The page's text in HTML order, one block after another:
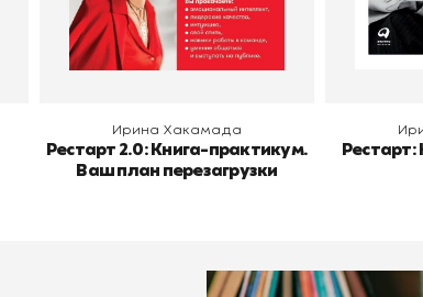
В корзину
Ирина Хакамада
Рестарт 2.0: Книга-практикум.
Ваш план перезагрузки
Рестарт: